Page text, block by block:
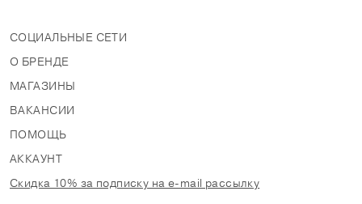
СОЦИАЛЬНЫЕ СЕТИ
О БРЕНДЕ
МАГАЗИНЫ
ВАКАНСИИ
ПОМОЩЬ
АККАУНТ
Скидка 10% за подписку на e-mail рассылку